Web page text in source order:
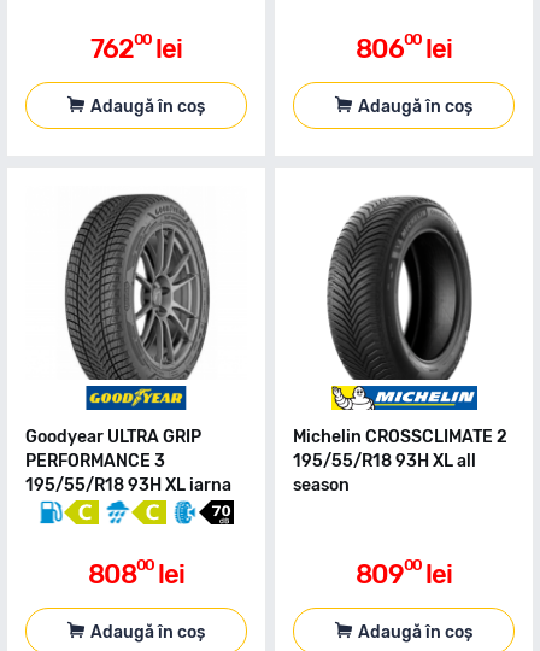
76200 lei
Adaugă în coș
80600 lei
Adaugă în coș
Goodyear ULTRA GRIP
PERFORMANCE 3
195/55/R18 93H XL iarna
80800 lei
Adaugă în coș
Michelin CROSSCLIMATE 2
195/55/R18 93H XL all
season
80900 lei
Adaugă în coș